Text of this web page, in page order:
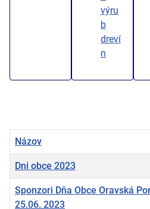
výru
b
dreví
n
Názov
Dni obce 2023
Sponzori Dňa Obce Oravská
25.06. 2023